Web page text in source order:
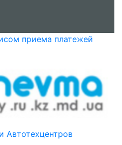
приема платежей
Автотехцентров